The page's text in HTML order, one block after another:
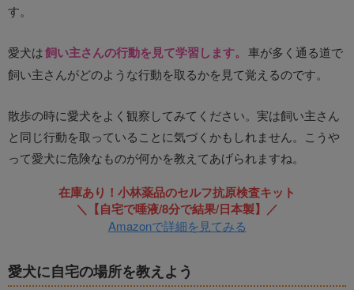
す。
愛犬は飼い主さんの行動を見て学習します。 車が多く通る道で
飼い主さんがどのような行動を取るかを見て覚えるのです。
散歩の時に愛犬をよく観察してみてください。実は飼い主さん
と同じ行動を取っていることに気づくかもしれません。こうや
って愛犬に危険なものが何かを教えてあげられますね。
在庫あり！小林薬品のセルフ抗原検査キット
＼【自宅で唾液/8分で結果/日本製】／
Amazonで詳細を見てみる
愛犬に自宅の場所を教えよう